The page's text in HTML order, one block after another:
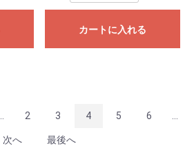
カートに入れる
2 3 4 5 6
次へ 最後へ